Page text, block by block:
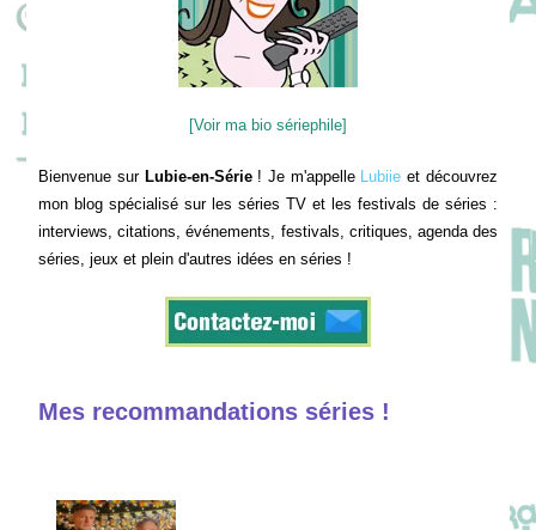
[Voir ma bio sériephile]
Bienvenue sur Lubie-en-Série! Je m'appelle Lubiie et découvrez
mon blog spécialisé sur les séries TV et les festivals de séries :
interviews, citations, événements, festivals, critiques, agenda des
séries, jeux et plein d'autres idées en séries !
Mes recommandations séries !